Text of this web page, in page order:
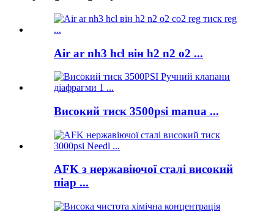
Air ar nh3 hcl він h2 n2 o2 ...
Високий тиск 3500psi manua ...
AFK з нержавіючої сталі високий
піар ...